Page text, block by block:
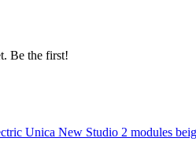
Be the first!